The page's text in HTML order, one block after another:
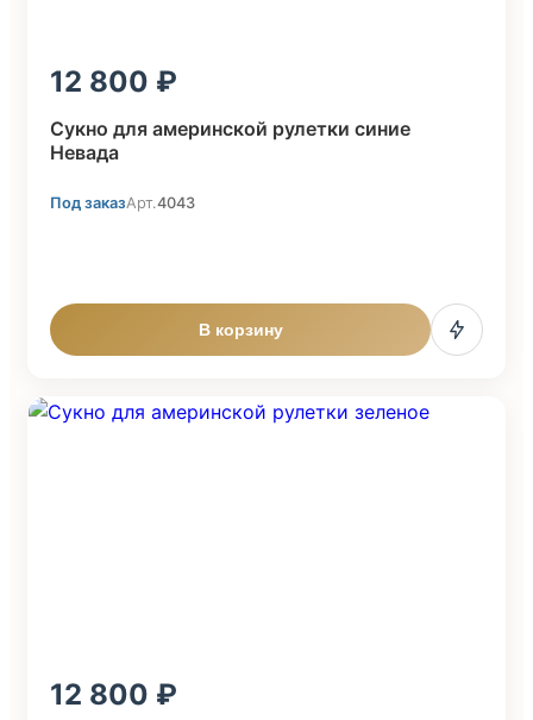
12 800
Сукно для америнской рулетки синие
Невада
Под заказАрт.4043
В корзину
12 800